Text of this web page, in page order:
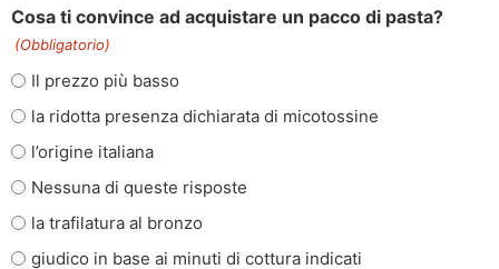
Cosa ti convince ad acquistare un pacco di pasta?
(Obbligatorio)
Il prezzo più basso
la ridotta presenza dichiarata di micotossine
l’origine italiana
Nessuna di queste risposte
la trafilatura al bronzo
giudico in base ai minuti di cottura indicati